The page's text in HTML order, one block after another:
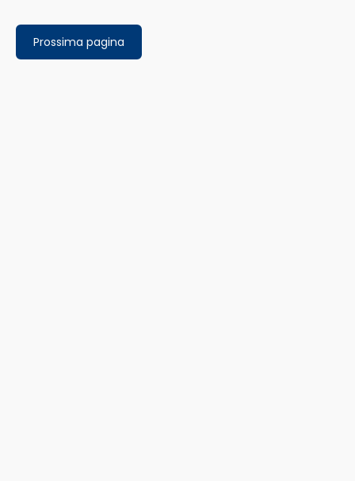
Prossima pagina